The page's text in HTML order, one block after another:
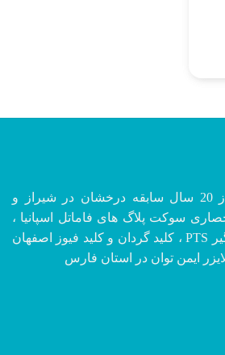
الکترو دماوند با بیش از 20 سال سابقه درخشان در شیراز و
سوکت پلاگ های فاماتل اسپانیا ،
تجهیزات ارت وصاعقه گیر PTS ، کلید گردان و کلید فیوز اصفهان
ایمن توان در استان فارس